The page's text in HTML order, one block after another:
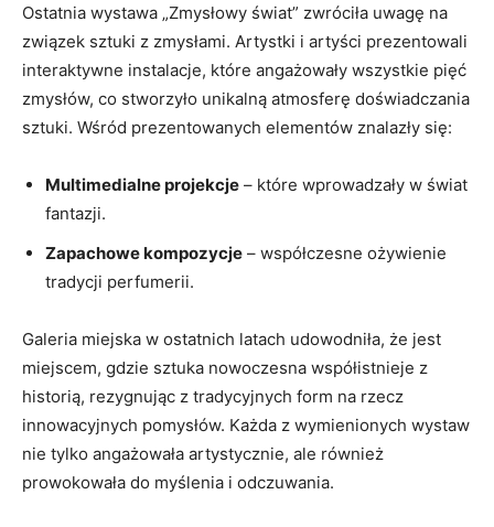
Ostatnia wystawa „Zmysłowy świat” zwróciła uwagę na
związek sztuki z zmysłami. Artystki i ⁣artyści prezentowali
interaktywne instalacje, które angażowały wszystkie pięć
zmysłów, co stworzyło unikalną atmosferę doświadczania
sztuki. Wśród ​prezentowanych elementów znalazły się:
Multimedialne projekcje – które wprowadzały w świat
fantazji.
Zapachowe kompozycje – współczesne ożywienie
tradycji perfumerii.
Galeria miejska w ostatnich ​latach udowodniła, że jest⁢
miejscem, gdzie sztuka nowoczesna współistnieje z
historią, rezygnując z tradycyjnych‍ form na​ rzecz
innowacyjnych pomysłów.⁤ Każda z ‍wymienionych wystaw
nie tylko angażowała ​artystycznie, ale również‍
prowokowała do ⁤myślenia i odczuwania.